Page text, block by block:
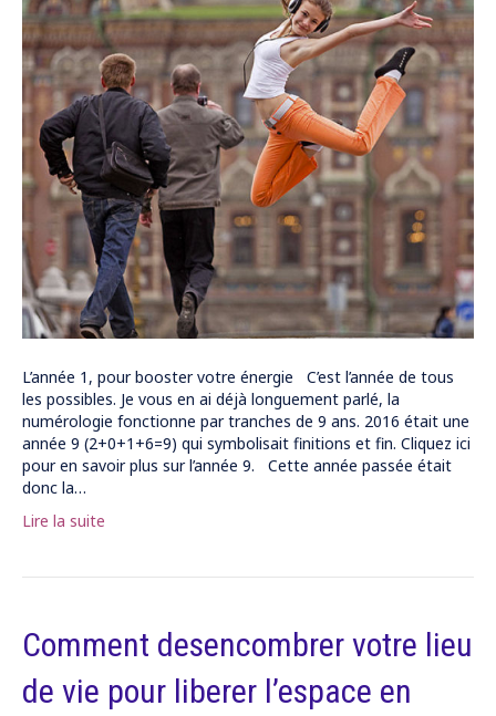
L’année 1, pour booster votre énergie C’est l’année de tous
les possibles. Je vous en ai déjà longuement parlé, la
numérologie fonctionne par tranches de 9 ans. 2016 était une
année 9 (2+0+1+6=9) qui symbolisait finitions et fin. Cliquez ici
pour en savoir plus sur l’année 9. Cette année passée était
donc la…
Lire la suite
Comment desencombrer votre lieu
de vie pour liberer l’espace en